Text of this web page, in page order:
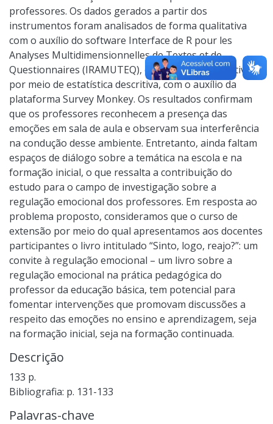
professores. Os dados gerados a partir dos
instrumentos foram analisados de forma qualitativa
com o auxílio do software Interface de R pour les
Analyses Multidimensionnelles de Textes et de
Questionnaires (IRAMUTEQ), e de forma quantitativa
por meio de estatística descritiva, com o auxílio da
plataforma Survey Monkey. Os resultados confirmam
que os professores reconhecem a presença das
emoções em sala de aula e observam sua interferência
na condução desse ambiente. Entretanto, ainda faltam
espaços de diálogo sobre a temática na escola e na
formação inicial, o que ressalta a contribuição do
estudo para o campo de investigação sobre a
regulação emocional dos professores. Em resposta ao
problema proposto, consideramos que o curso de
extensão por meio do qual apresentamos aos docentes
participantes o livro intitulado “Sinto, logo, reajo?”: um
convite à regulação emocional – um livro sobre a
regulação emocional na prática pedagógica do
professor da educação básica, tem potencial para
fomentar intervenções que promovam discussões a
respeito das emoções no ensino e aprendizagem, seja
na formação inicial, seja na formação continuada.
Descrição
133 p.
Bibliografia: p. 131-133
Palavras-chave